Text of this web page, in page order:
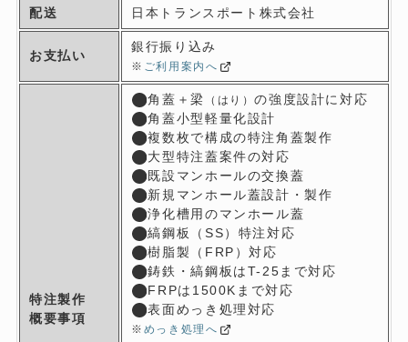
SANRITSU Co., Ltd.
配送 日本トランスポート株式会社
お支払い
銀行振り込み
※ ご利用案内へ
特注製作
概要事項
角蓋＋梁 （はり）の強度設計に対応
角蓋小型軽量化設計
複数枚で構成の特注角蓋製作
大型特注蓋案件の対応
既設マンホールの交換蓋
新規マンホール蓋設計・製作
浄化槽用のマンホール蓋
縞鋼板（SS）特注対応
樹脂製（FRP）対応
鋳鉄・縞鋼板はT-25まで対応
FRPは1500Kまで対応
表面めっき処理対応
※ めっき処理へ